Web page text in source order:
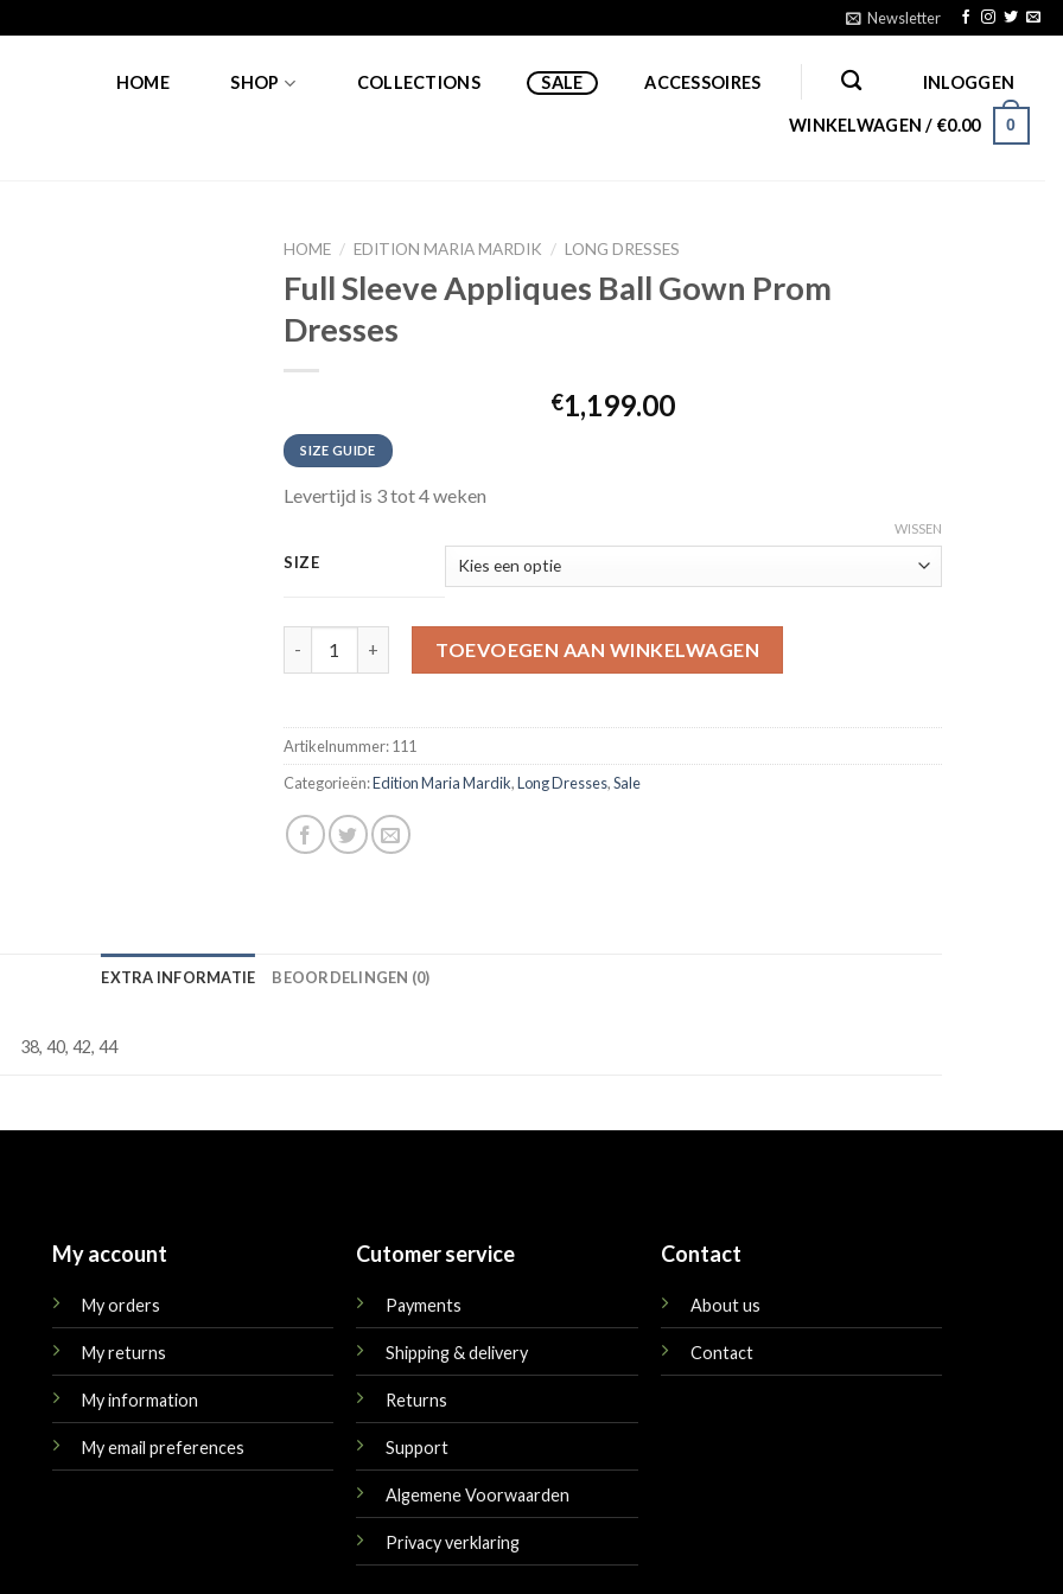
Newsletter
HOME SHOP COLLECTIONS SALE ACCESSOIRES INLOGGEN
WINKELWAGEN /€0.00 0
HOME / EDITION MARIA MARDIK / LONG DRESSES
Full Sleeve Appliques Ball Gown Prom
Dresses
€1,199.00
SIZE GUIDE
Levertijd is 3 tot 4 weken
SIZE
WISSEN
TOEVOEGEN AAN WINKELWAGEN
Artikelnummer:111
Categorieën:Edition Maria Mardik,Long Dresses,Sale
EXTRA INFORMATIE BEOORDELINGEN (0)
38, 40, 42, 44
My account
My orders
My returns
My information
My email preferences
Cutomer service
Payments
Shipping & delivery
Returns
Support
Algemene Voorwaarden
Privacy verklaring
Contact
About us
Contact